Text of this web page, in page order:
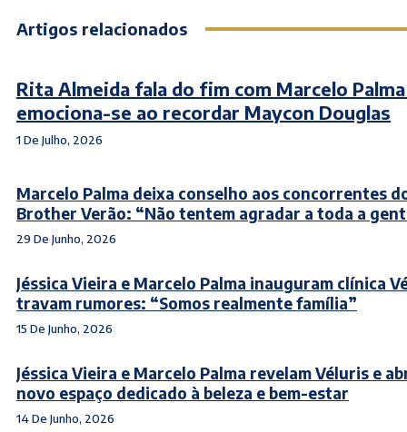
Artigos relacionados
Rita Almeida fala do fim com Marcelo
emociona-se ao recordar Maycon Douglas
1 De Julho, 2026
Marcelo Palma deixa conselho aos concorrentes
Brother Verão: “Não tentem agradar a toda a
29 De Junho, 2026
Jéssica Vieira e Marcelo Palma inauguram clínica
travam rumores: “Somos realmente família”
15 De Junho, 2026
Jéssica Vieira e Marcelo Palma revelam Véluris e
novo espaço dedicado à beleza e bem-estar
14 De Junho, 2026